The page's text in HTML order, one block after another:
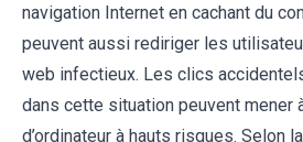
navigation Internet en cachant du
peuvent aussi rediriger les
web infectieux. Les clics
dans cette situation peuvent mener
d’ordinateur à hauts risques. Selon